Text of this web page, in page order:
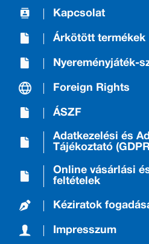
Kapcsolat
Árkötött termékek
Nyereményjáték-
Foreign Rights
ÁSZF
Adatkezelési és
Tájékoztató
Online vásárlási
feltételek
Kéziratok
Impresszum